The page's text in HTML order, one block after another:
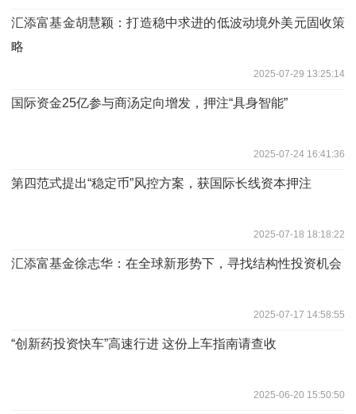
汇添富基金胡慧颖：打造稳中求进的低波动境外美元固收策
略
2025-07-29 13:25:14
国际资金25亿参与商汤定向增发，押注“具身智能”
2025-07-24 16:41:36
第四范式提出“稳定币”风控方案，获国际长线资本押注
2025-07-18 18:18:22
汇添富基金徐志华：在全球新形势下，寻找结构性投资机会
2025-07-17 14:58:55
“创新药投资快车”高速行进 这份上车指南请查收
2025-06-20 15:50:50